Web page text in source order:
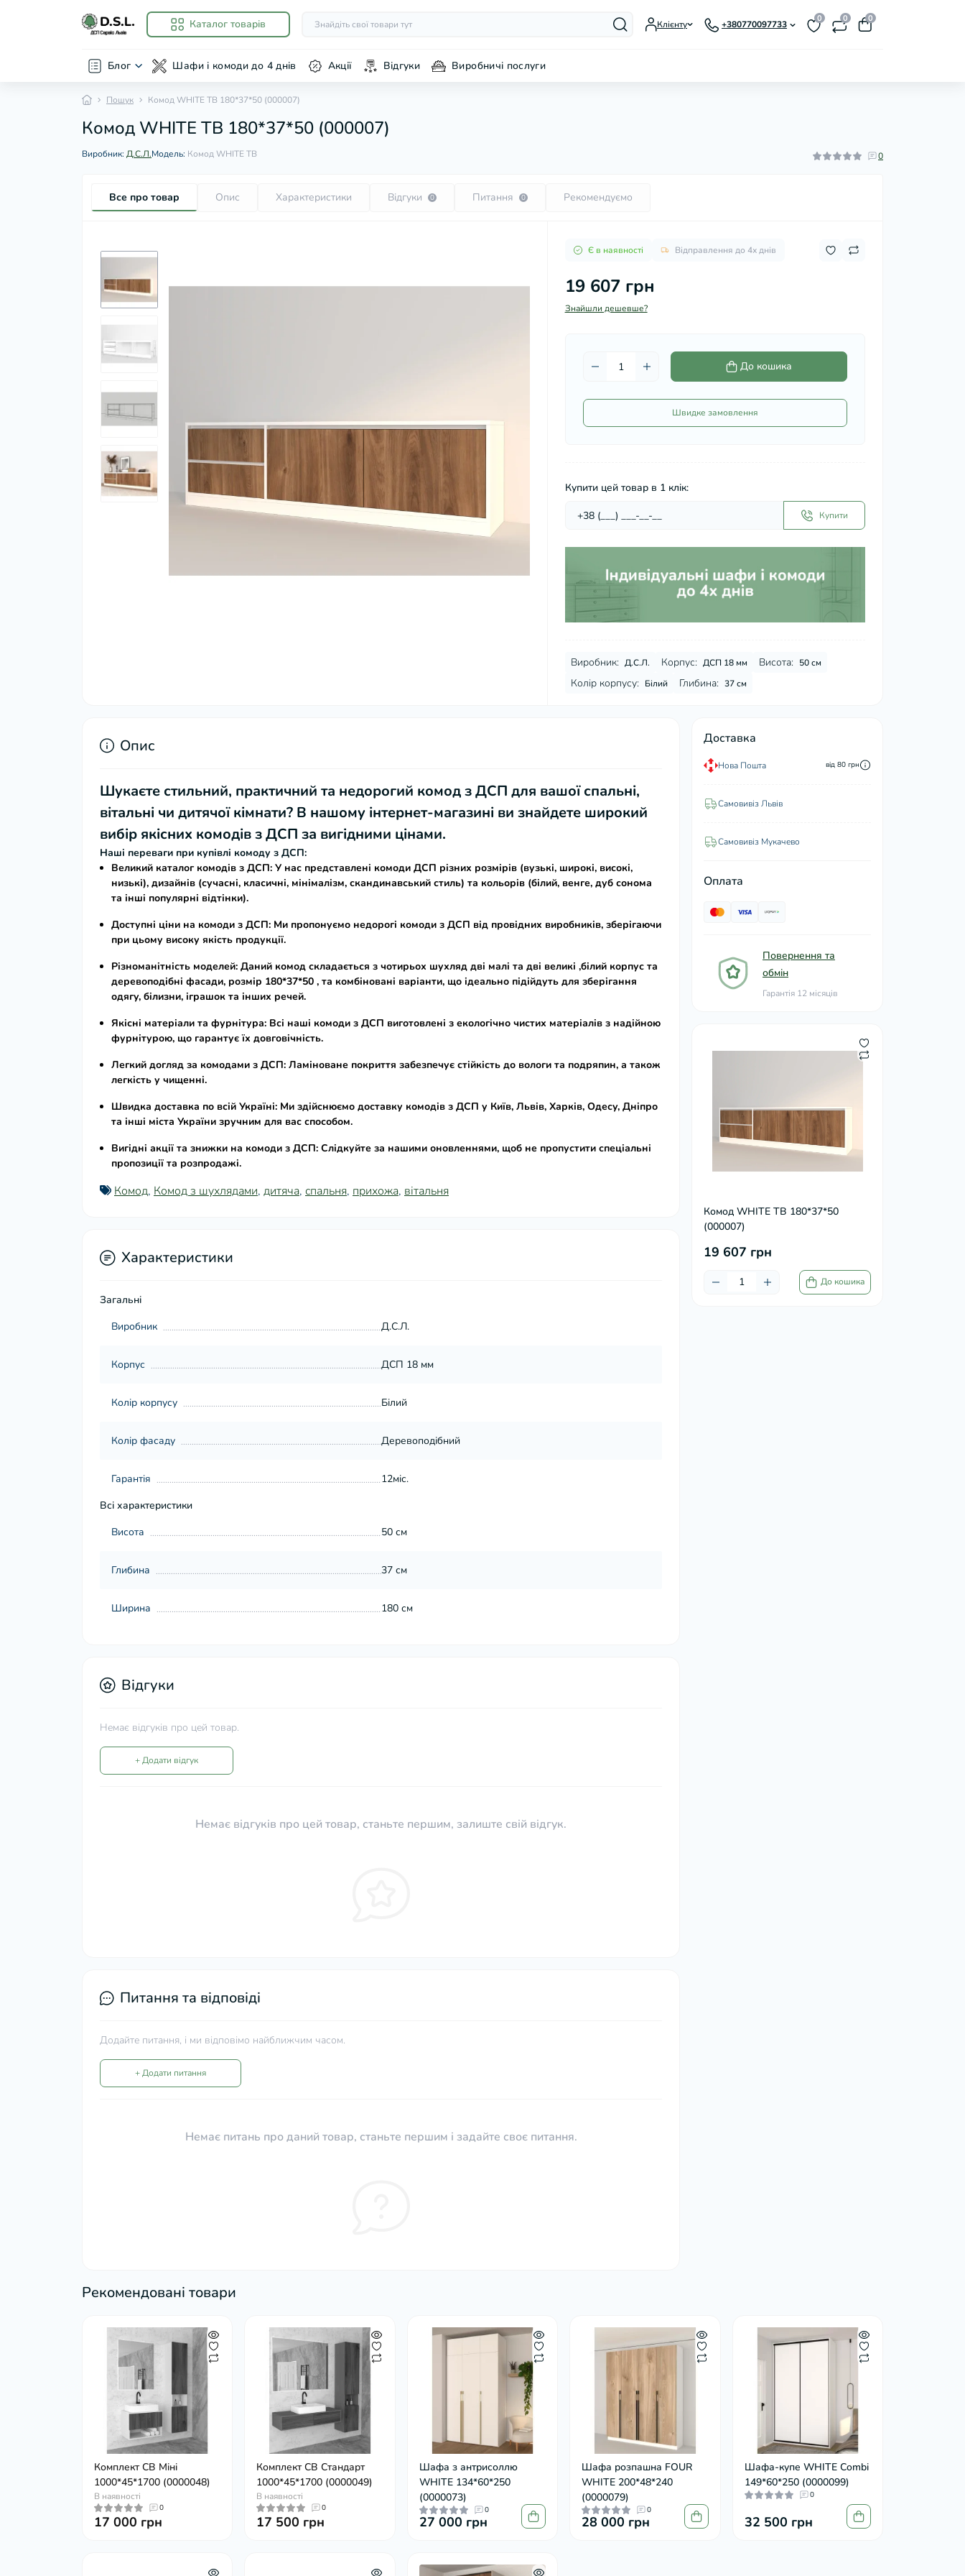
Каталог товарів Клієнту +380770097733
0 0 0
Блог Шафи і комоди до 4 днів Акції Відгуки Виробничі послуги
Пошук Комод WHITE ТВ 180*37*50 (000007)
Комод WHITE ТВ 180*37*50 (000007)
Виробник: Д.С.Л.Модель: Комод WHITE ТВ 0
Все про товар Опис Характеристики Відгуки 0 Питання 0 Рекомендуємо
Є в наявності Відправлення до 4х днів
19 607 грн
Знайшли дешевше?
До кошика
Швидке замовлення
Купити цей товар в 1 клік:
Купити
Виробник: Д.С.Л. Корпус: ДСП 18 мм Висота: 50 см
Колір корпусу: Білий Глибина: 37 см
Доставка
Нова Пошта від 80 грн
Самовивіз Львів
Самовивіз Мукачево
Оплата
Повернення та
обмін
Гарантія 12 місяців
Комод WHITE ТВ 180*37*50
(000007)
19 607 грн
До кошика
Опис
Шукаєте стильний, практичний та недорогий комод з ДСП для вашої спальні,
вітальні чи дитячої кімнати? В нашому інтернет-магазині ви знайдете широкий
вибір якісних комодів з ДСП за вигідними цінами.
Наші переваги при купівлі комоду з ДСП:
Великий каталог комодів з ДСП: У нас представлені комоди ДСП різних розмірів (вузькі, широкі, високі,
низькі), дизайнів (сучасні, класичні, мінімалізм, скандинавський стиль) та кольорів (білий, венге, дуб сонома
та інші популярні відтінки).
Доступні ціни на комоди з ДСП: Ми пропонуємо недорогі комоди з ДСП від провідних виробників, зберігаючи
при цьому високу якість продукції.
Різноманітність моделей: Даний комод складається з чотирьох шухляд дві малі та дві великі ,білий корпус та
деревоподібні фасади, розмір 180*37*50 , та комбіновані варіанти, що ідеально підійдуть для зберігання
одягу, білизни, іграшок та інших речей.
Якісні матеріали та фурнітура: Всі наші комоди з ДСП виготовлені з екологічно чистих матеріалів з надійною
фурнітурою, що гарантує їх довговічність.
Легкий догляд за комодами з ДСП: Ламіноване покриття забезпечує стійкість до вологи та подряпин, а також
легкість у чищенні.
Швидка доставка по всій Україні: Ми здійснюємо доставку комодів з ДСП у Київ, Львів, Харків, Одесу, Дніпро
та інші міста України зручним для вас способом.
Вигідні акції та знижки на комоди з ДСП: Слідкуйте за нашими оновленнями, щоб не пропустити спеціальні
пропозиції та розпродажі.
Комод, Комод з шухлядами, дитяча, спальня, прихожа, вітальня
Характеристики
Загальні
Виробник
Д.С.Л.
Корпус ДСП 18 мм
Колір корпусу Білий
Колір фасаду Деревоподібний
Гарантія
12міс.
Всі характеристики
Висота
50 см
Глибина 37 см
Ширина 180 см
Відгуки
Немає відгуків про цей товар.
+ Додати відгук
Немає відгуків про цей товар, станьте першим, залиште свій відгук.
Питання та відповіді
Додайте питання, і ми відповімо найближчим часом.
+ Додати питання
Немає питань про даний товар, станьте першим і задайте своє питання.
Рекомендовані товари
Комплект СВ Міні
1000*45*1700 (0000048)
В наявності
0
17 000 грн
Комплект СВ Стандарт
1000*45*1700 (0000049)
В наявності
0
17 500 грн
Шафа з антрисоллю
WHITE 134*60*250
(0000073)
0
27 000 грн
Шафа розпашна FOUR
WHITE 200*48*240
(0000079)
0
28 000 грн
Шафа-купе WHITE Combi
149*60*250 (0000099)
0
32 500 грн